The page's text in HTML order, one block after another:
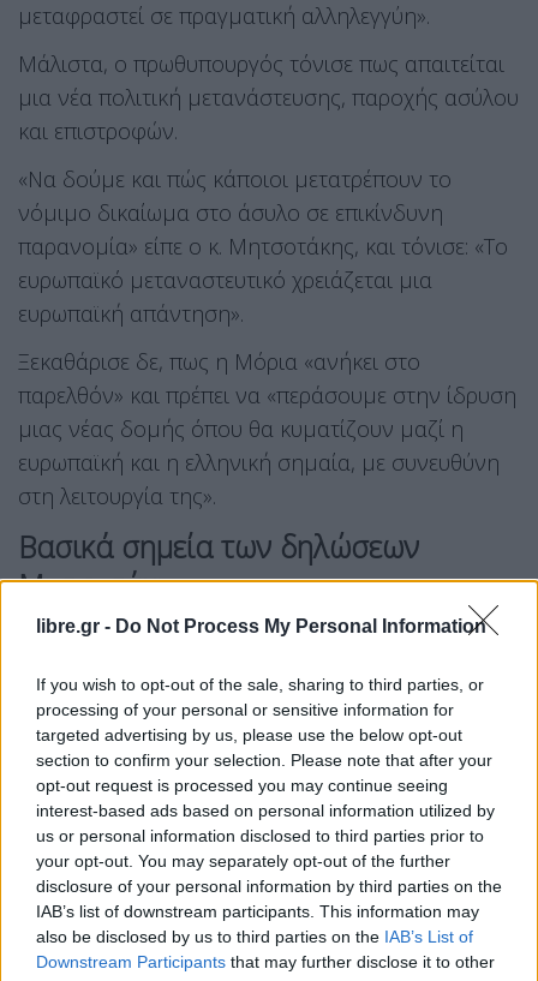
libre.gr - Do Not Process My Personal Information
If you wish to opt-out of the sale, sharing to third parties, or
processing of your personal or sensitive information for
targeted advertising by us, please use the below opt-out
section to confirm your selection. Please note that after your
opt-out request is processed you may continue seeing
interest-based ads based on personal information utilized by
us or personal information disclosed to third parties prior to
your opt-out. You may separately opt-out of the further
disclosure of your personal information by third parties on the
IAB’s list of downstream participants. This information may
also be disclosed by us to third parties on the IAB’s List of
Downstream Participants that may further disclose it to other
μεταφραστεί σε πραγματική αλληλεγγύη».
Μάλιστα, ο πρωθυπουργός τόνισε πως απαιτείται
μια νέα πολιτική μετανάστευσης, παροχής ασύλου
και επιστροφών.
«Να δούμε και πώς κάποιοι μετατρέπουν το
νόμιμο δικαίωμα στο άσυλο σε επικίνδυνη
παρανομία» είπε ο κ. Μητσοτάκης, και τόνισε: «Το
ευρωπαϊκό μεταναστευτικό χρειάζεται μια
ευρωπαϊκή απάντηση».
Ξεκαθάρισε δε, πως η Μόρια «ανήκει στο
παρελθόν» και πρέπει να «περάσουμε στην ίδρυση
μιας νέας δομής όπου θα κυματίζουν μαζί η
ευρωπαϊκή και η ελληνική σημαία, με συνευθύνη
στη λειτουργία της».
Βασικά σημεία των δηλώσεων
Μητσοτάκη
Για όσα συνέβησαν στη Μόρια, η κυβέρνηση
οργανώθηκε ένα κέντρο με πολύ πολύ
καλύτερες συνθήκες από αυτές που
επικρατούσαν στη Μόρια
Παράλληλα υπάρχει αυστηρή φύλαξη των
συνόρων στον Έβρο και στη θάλασσα.
Αλλά κάποια στιγμή πρέπει να δούμε την
πραγματικότητα κατάματα και η ευρωπαϊκή
συμπαράσταση να μεταφραστεί σε
πραγματική αλληλεγγύη.